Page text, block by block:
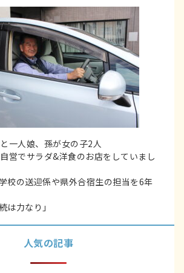
一人娘、孫が女の子2人
営でサラダ&洋食のお店をしていまし
校の送迎係や県外合宿生の担当を6年
は力なり」
人気の記事